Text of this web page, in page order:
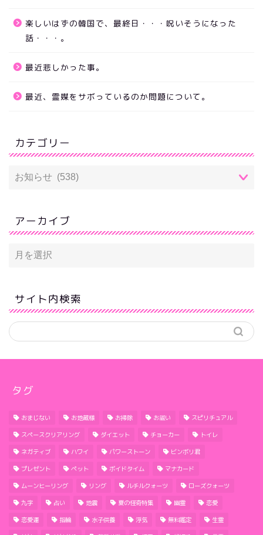
楽しいはずの韓国で、最終日・・・呪いそうになった
話・・・。
最近悲しかった事。
最近、霊媒をサボっているのか問題について。
カテゴリー
アーカイブ
サイト内検索
タグ
おまじない お地蔵様 お掃除 お祓い スピリチュアル
スペースクリアリング ダイエット チョーカー トイレ
ネガティブ ハワイ パワーストーン ビンボリ君
プレゼント ペット ボイドタイム マナカード
ムーンヒーリング リング ルチルクォーツ ローズクォーツ
九字 占い 地震 夏の怪奇特集 幽霊 恋愛
恋愛運 指輪 水子供養 浮気 無料鑑定 生霊